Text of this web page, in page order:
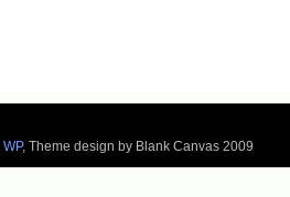
WP, Theme design by Blank Canvas 2009